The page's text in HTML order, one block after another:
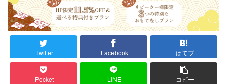
Twitter Facebook はてブ
Pocket LINE コピー